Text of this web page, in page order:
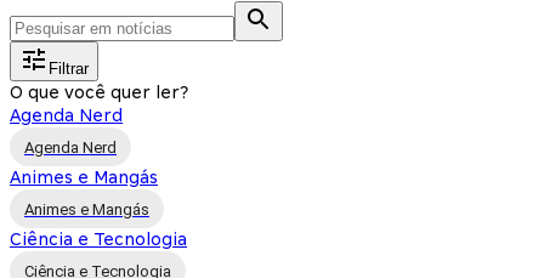
Filtrar
O que você quer ler?
Agenda Nerd
Agenda Nerd
Animes e Mangás
Animes e Mangás
Ciência e Tecnologia
Ciência e Tecnologia